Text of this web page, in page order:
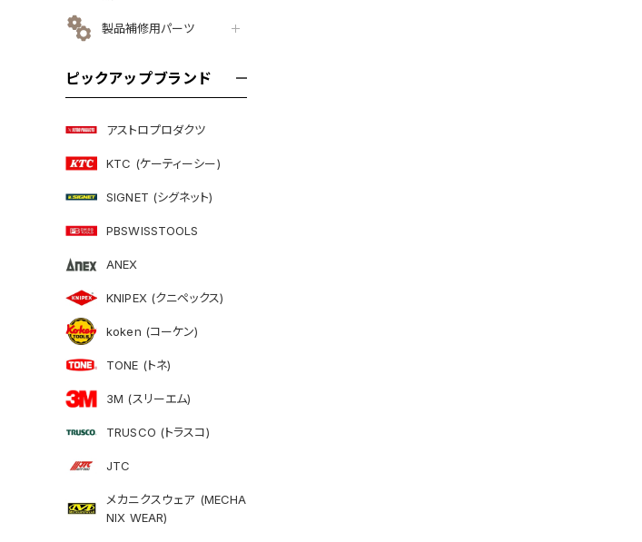
製品補修用パーツ
ピックアップブランド
アストロプロダクツ
KTC (ケーティーシー)
SIGNET (シグネット)
PBSWISSTOOLS
ANEX
KNIPEX (クニペックス)
koken (コーケン)
TONE (トネ)
3M (スリーエム)
TRUSCO (トラスコ)
JTC
メカニクスウェア (MECHA
NIX WEAR)